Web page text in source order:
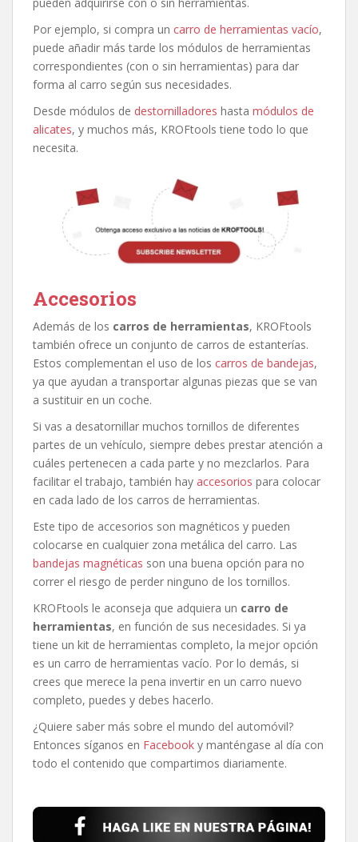
Por ejemplo, si compra un carro de herramientas vacío,
puede añadir más tarde los módulos de herramientas
correspondientes (con o sin herramientas) para dar
forma al carro según sus necesidades.
Desde módulos de destornilladores hasta módulos de
alicates, y muchos más, KROFtools tiene todo lo que
necesita.
Accesorios
Además de los carros de herramientas, KROFtools
también ofrece un conjunto de carros de estanterías.
Estos complementan el uso de los carros de bandejas,
ya que ayudan a transportar algunas piezas que se van
a sustituir en un coche.
Si vas a desatornillar muchos tornillos de diferentes
partes de un vehículo, siempre debes prestar atención a
cuáles pertenecen a cada parte y no mezclarlos. Para
facilitar el trabajo, también hay accesorios para colocar
en cada lado de los carros de herramientas.
Este tipo de accesorios son magnéticos y pueden
colocarse en cualquier zona metálica del carro. Las
bandejas magnéticas son una buena opción para no
correr el riesgo de perder ninguno de los tornillos.
KROFtools le aconseja que adquiera un carro de
herramientas, en función de sus necesidades. Si ya
tiene un kit de herramientas completo, la mejor opción
es un carro de herramientas vacío. Por lo demás, si
crees que merece la pena invertir en un carro nuevo
completo, puedes y debes hacerlo.
¿Quiere saber más sobre el mundo del automóvil?
Entonces síganos en Facebook y manténgase al día con
todo el contenido que compartimos diariamente.